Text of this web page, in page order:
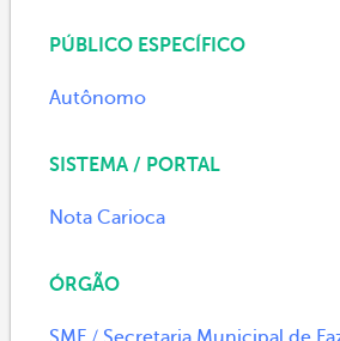
PÚBLICO ESPECÍFICO
Autônomo
SISTEMA / PORTAL
Nota Carioca
ÓRGÃO